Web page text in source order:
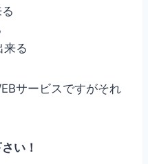
来る
サービスですがそれ
い！